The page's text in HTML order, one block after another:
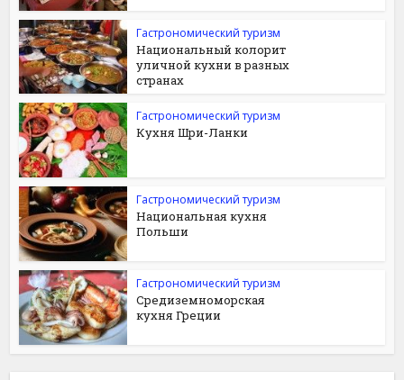
Гастрономический туризм
Национальный колорит
уличной кухни в разных
странах
Гастрономический туризм
Кухня Шри-Ланки
Гастрономический туризм
Национальная кухня
Польши
Гастрономический туризм
Средиземноморская
кухня Греции